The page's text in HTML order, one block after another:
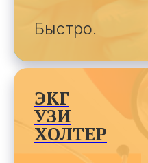
Быстро.
ЭКГ
УЗИ
ХОЛТЕР